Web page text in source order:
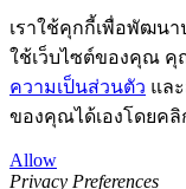
เราใช้คุกกี้เพื่อพัฒน
ใช้เว็บไซต์ของคุณ คุ
ความเป็นส่วนตัว แล
ของคุณได้เองโดยคลิ
Allow
Privacy Preferences